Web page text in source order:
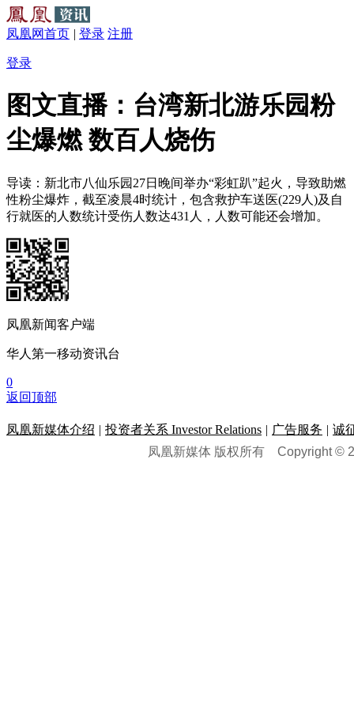
凤凰网首页 | 登录 注册
登录
图文直播：台湾新北游乐园粉
尘爆燃 数百人烧伤
导读：新北市八仙乐园27日晚间举办“彩虹趴”起火，导致助燃
性粉尘爆炸，截至凌晨4时统计，包含救护车送医(229人)及自
行就医的人数统计受伤人数达431人，人数可能还会增加。
凤凰新闻客户端
华人第一移动资讯台
0
返回顶部
凤凰新媒体介绍 | 投资者关系 Investor Relations | 广告服务 | 诚
凤凰新媒体 版权所有 Copyright ©